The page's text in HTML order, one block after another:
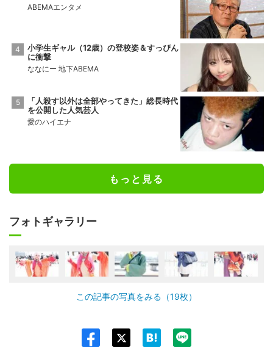
ABEMAエンタメ
小学生ギャル（12歳）の登校姿＆すっぴん
に衝撃
ななにー 地下ABEMA
「人殺す以外は全部やってきた」総長時代
を公開した人気芸人
愛のハイエナ
もっと見る
フォトギャラリー
この記事の写真をみる（19枚）